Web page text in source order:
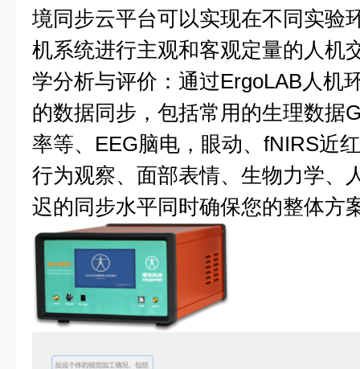
境同步云平台可以实现在不同实验
机系统进行主观和客观定量的人机
学分析与评价：通过ErgoLAB人机
的数据同步，包括常用的生理数据
率等、EEG脑电，眼动、fNIRS近
行为观察、面部表情、生物力学、
迟的同步水平同时确保您的整体方